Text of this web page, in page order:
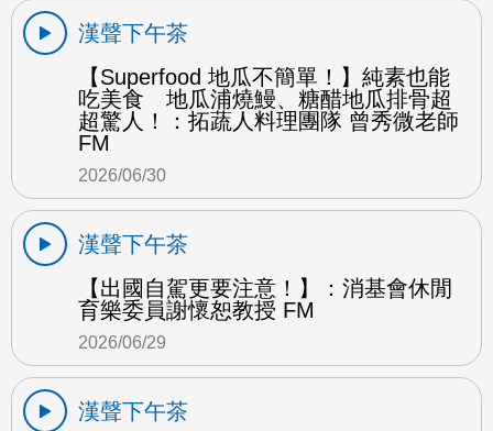
漢聲下午茶
【Superfood 地瓜不簡單！】純素也能
吃美食 地瓜浦燒鰻、糖醋地瓜排骨超
超驚人！：拓蔬人料理團隊 曾秀微老師
FM
2026/06/30
漢聲下午茶
【出國自駕更要注意！】：消基會休閒
育樂委員謝懷恕教授 FM
2026/06/29
漢聲下午茶